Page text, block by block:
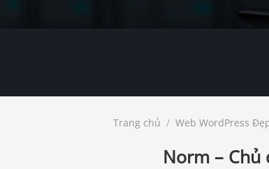
Trang chủ / Web WordPress
Norm – Chủ